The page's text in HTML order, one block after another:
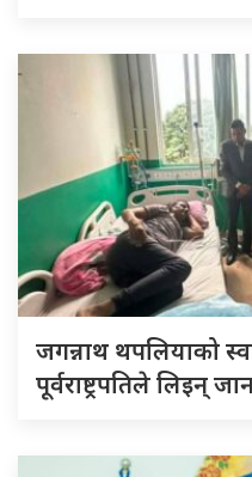
जगन्नाथ थपलियाको
पूर्वराष्ट्रपतिले लिइन्